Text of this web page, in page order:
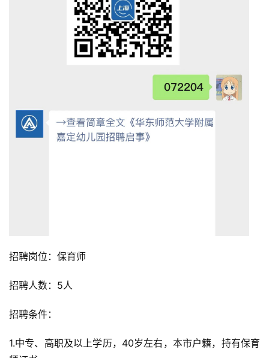
招聘岗位：保育师
招聘人数：5人
招聘条件：
1.中专、高职及以上学历，40岁左右，本市户籍，持有保育